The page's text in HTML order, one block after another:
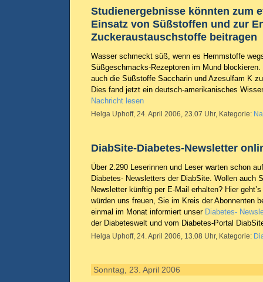
Studienergebnisse könnten zum
Einsatz von Süßstoffen und zur
Zuckeraustauschstoffe beitragen
Wasser schmeckt süß, wenn es Hemmstoffe
Süßgeschmacks-Rezeptoren im Mund
auch die Süßstoffe Saccharin und Azesulfam K
Dies fand jetzt ein deutsch-amerikanisches
Nachricht lesen
Helga Uphoff, 24. April 2006, 23.07 Uhr, Kategorie:
DiabSite-Diabetes-Newsletter
Über 2.290 Leserinnen und Leser warten schon
Diabetes- Newsletters der DiabSite. Wollen auch
Newsletterkünftig per E-Mail erhalten? Hier
würden uns freuen, Sie im Kreis der Abonnenten
einmal im Monat informiert unser Diabetes-
der Diabeteswelt und vom Diabetes-Portal
Helga Uphoff, 24. April 2006, 13.08 Uhr, Kategorie:
Sonntag, 23. April 2006